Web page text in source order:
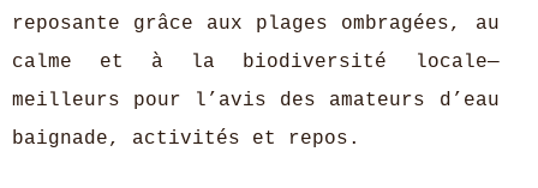
reposante grâce aux plages ombragées, au
calme et à la biodiversité locale—
meilleurs pour l’avis des amateurs d’eau
baignade, activités et repos.